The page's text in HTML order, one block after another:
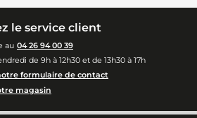
le service client
au 04 26 94 00 39
de 9h à 12h30 et de 13h30 à 17h
formulaire de contact
magasin